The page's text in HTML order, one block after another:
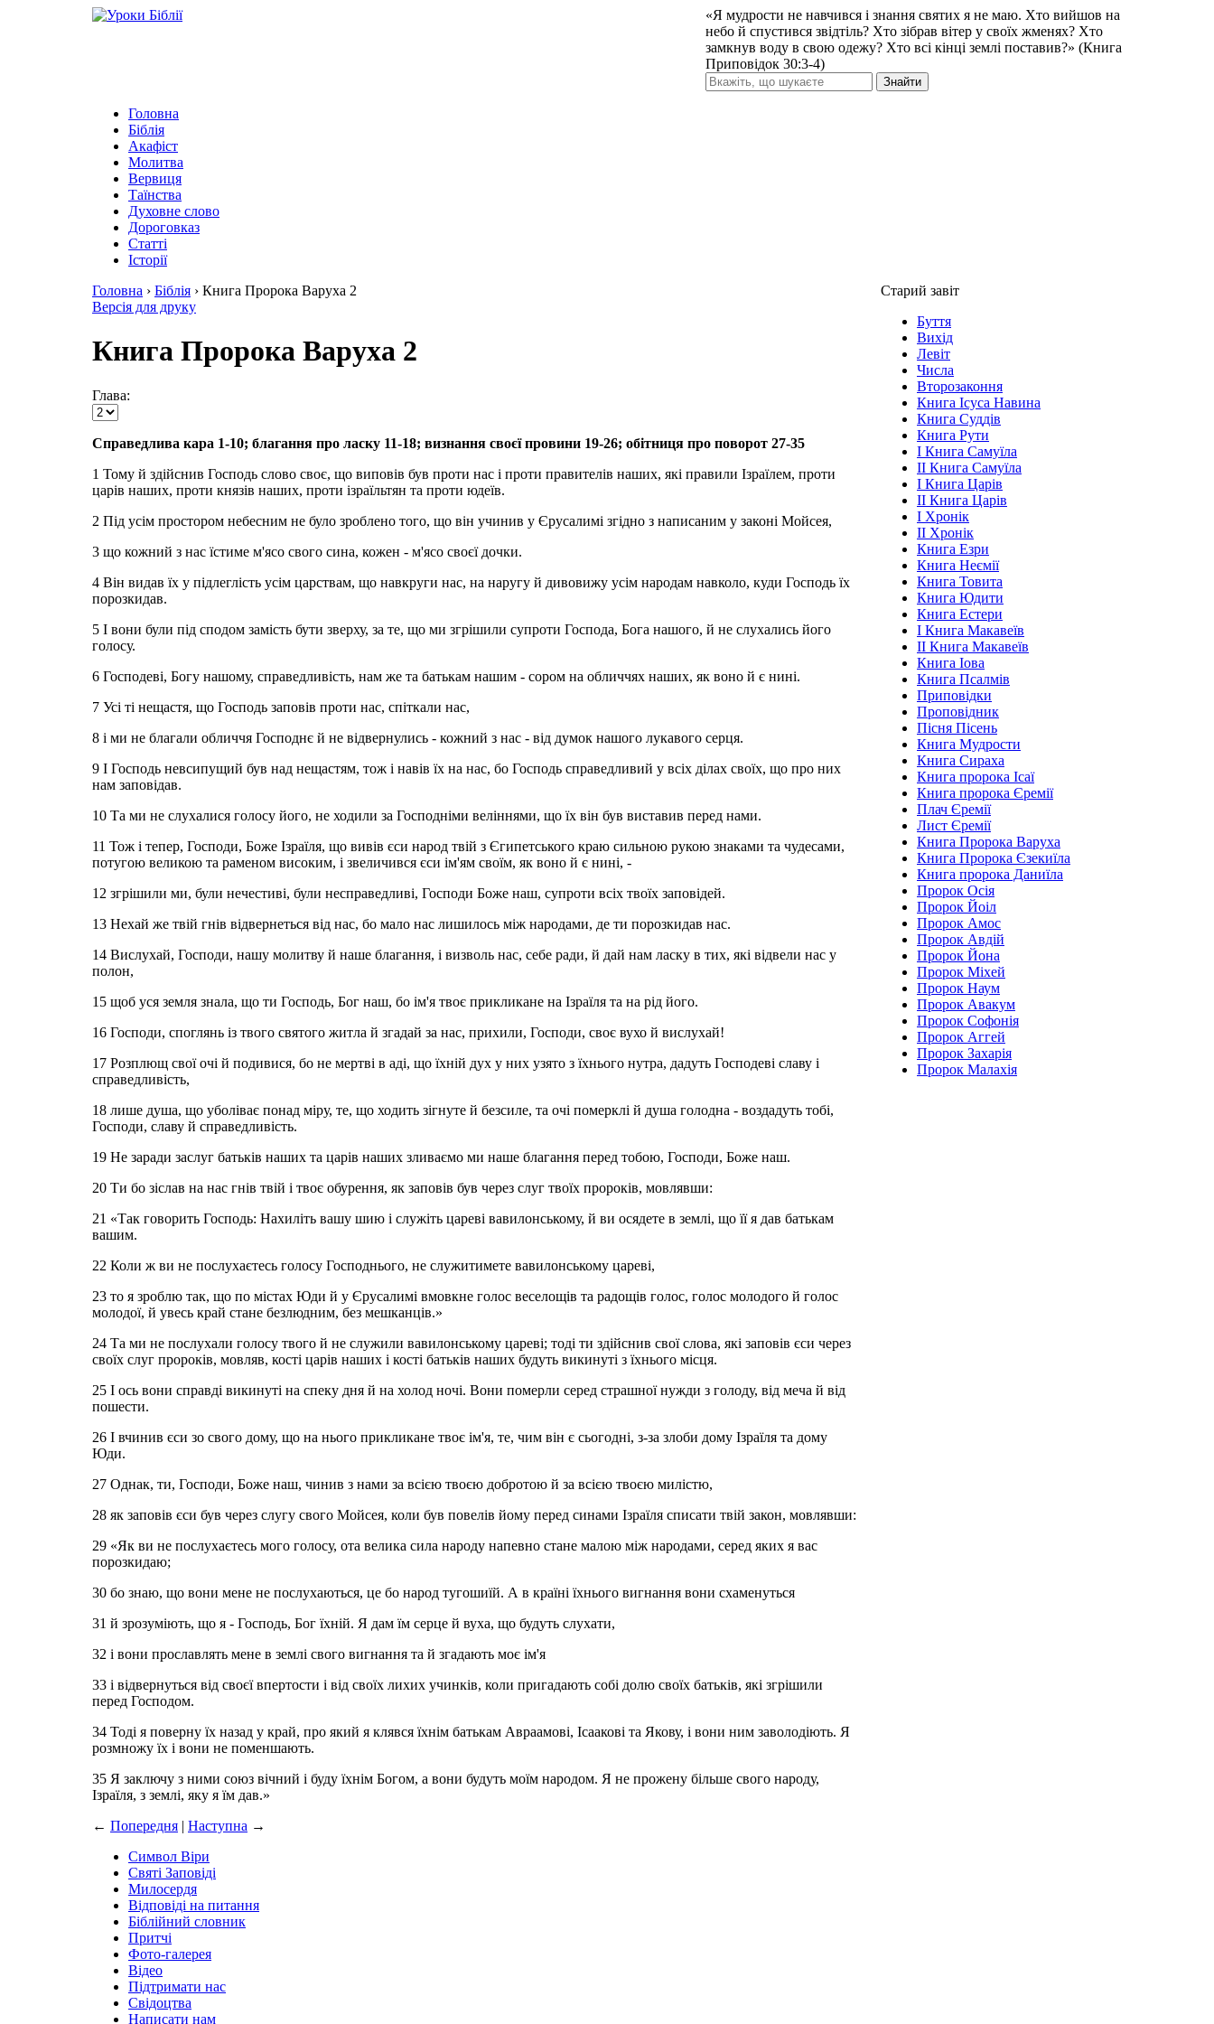
«Я мудрости не навчився і знання святих я не маю. Хто вийшов на
небо й спустився звідтіль? Хто зібрав вітер у своїх жменях? Хто
замкнув воду в свою одежу? Хто всі кінці землі поставив?» (Книга
Приповідок 30:3-4)
Знайти
Головна
Біблія
Акафіст
Молитва
Вервиця
Таїнства
Духовне слово
Дороговказ
Cтатті
Історії
Головна › Біблія › Книга Пророка Варуха 2
Версія для друку
Книга Пророка Варуха 2
Глава:
Справедлива кара 1-10; благання про ласку 11-18; визнання своєї провини 19-26; обітниця про поворот 27-35
1 Тому й здійснив Господь слово своє, що виповів був проти нас і проти правителів наших, які правили Ізраїлем, проти
царів наших, проти князів наших, проти ізраїльтян та проти юдеїв.
2 Під усім простором небесним не було зроблено того, що він учинив у Єрусалимі згідно з написаним у законі Мойсея,
3 що кожний з нас їстиме м'ясо свого сина, кожен - м'ясо своєї дочки.
4 Він видав їх у підлеглість усім царствам, що навкруги нас, на наругу й дивовижу усім народам навколо, куди Господь їх
порозкидав.
5 І вони були під сподом замість бути зверху, за те, що ми згрішили супроти Господа, Бога нашого, й не слухались його
голосу.
6 Господеві, Богу нашому, справедливість, нам же та батькам нашим - сором на обличчях наших, як воно й є нині.
7 Усі ті нещастя, що Господь заповів проти нас, спіткали нас,
8 і ми не благали обличчя Господнє й не відвернулись - кожний з нас - від думок нашого лукавого серця.
9 І Господь невсипущий був над нещастям, тож і навів їх на нас, бо Господь справедливий у всіх ділах своїх, що про них
нам заповідав.
10 Та ми не слухалися голосу його, не ходили за Господніми веліннями, що їх він був виставив перед нами.
11 Тож і тепер, Господи, Боже Ізраїля, що вивів єси народ твій з Єгипетського краю сильною рукою знаками та чудесами,
потугою великою та раменом високим, і звеличився єси ім'ям своїм, як воно й є нині, -
12 згрішили ми, були нечестиві, були несправедливі, Господи Боже наш, супроти всіх твоїх заповідей.
13 Нехай же твій гнів відвернеться від нас, бо мало нас лишилось між народами, де ти порозкидав нас.
14 Вислухай, Господи, нашу молитву й наше благання, і визволь нас, себе ради, й дай нам ласку в тих, які відвели нас у
полон,
15 щоб уся земля знала, що ти Господь, Бог наш, бо ім'я твоє прикликане на Ізраїля та на рід його.
16 Господи, споглянь із твого святого житла й згадай за нас, прихили, Господи, своє вухо й вислухай!
17 Розплющ свої очі й подивися, бо не мертві в аді, що їхній дух у них узято з їхнього нутра, дадуть Господеві славу і
справедливість,
18 лише душа, що уболіває понад міру, те, що ходить зігнуте й безсиле, та очі померклі й душа голодна - воздадуть тобі,
Господи, славу й справедливість.
19 Не заради заслуг батьків наших та царів наших зливаємо ми наше благання перед тобою, Господи, Боже наш.
20 Ти бо зіслав на нас гнів твій і твоє обурення, як заповів був через слуг твоїх пророків, мовлявши:
21 «Так говорить Господь: Нахиліть вашу шию і служіть цареві вавилонському, й ви осядете в землі, що її я дав батькам
вашим.
22 Коли ж ви не послухаєтесь голосу Господнього, не служитимете вавилонському цареві,
23 то я зроблю так, що по містах Юди й у Єрусалимі вмовкне голос веселощів та радощів голос, голос молодого й голос
молодої, й увесь край стане безлюдним, без мешканців.»
24 Та ми не послухали голосу твого й не служили вавилонському цареві; тоді ти здійснив свої слова, які заповів єси через
своїх слуг пророків, мовляв, кості царів наших і кості батьків наших будуть викинуті з їхнього місця.
25 І ось вони справді викинуті на спеку дня й на холод ночі. Вони померли серед страшної нужди з голоду, від меча й від
пошести.
26 І вчинив єси зо свого дому, що на нього прикликане твоє ім'я, те, чим він є сьогодні, з-за злоби дому Ізраїля та дому
Юди.
27 Однак, ти, Господи, Боже наш, чинив з нами за всією твоєю добротою й за всією твоєю милістю,
28 як заповів єси був через слугу свого Мойсея, коли був повелів йому перед синами Ізраїля списати твій закон, мовлявши:
29 «Як ви не послухаєтесь мого голосу, ота велика сила народу напевно стане малою між народами, серед яких я вас
порозкидаю;
30 бо знаю, що вони мене не послухаються, це бо народ тугошиїй. А в країні їхнього вигнання вони схаменуться
31 й зрозуміють, що я - Господь, Бог їхній. Я дам їм серце й вуха, що будуть слухати,
32 і вони прославлять мене в землі свого вигнання та й згадають моє ім'я
33 і відвернуться від своєї впертости і від своїх лихих учинків, коли пригадають собі долю своїх батьків, які згрішили
перед Господом.
34 Тоді я поверну їх назад у край, про який я клявся їхнім батькам Авраамові, Ісаакові та Якову, і вони ним заволодіють. Я
розмножу їх і вони не поменшають.
35 Я заключу з ними союз вічний і буду їхнім Богом, а вони будуть моїм народом. Я не прожену більше свого народу,
Ізраїля, з землі, яку я їм дав.»
← Попередня | Наступна →
Старий завіт
Буття
Вихід
Левіт
Числа
Второзаконня
Книга Ісуса Навина
Книга Суддів
Книга Рути
І Книга Самуїла
ІІ Книга Самуїла
І Книга Царів
ІІ Книга Царів
І Хронік
ІІ Хронік
Книга Езри
Книга Неємії
Книга Товита
Книга Юдити
Книга Естери
І Книга Макавеїв
ІІ Книга Макавеїв
Книга Іова
Книга Псалмів
Приповідки
Проповідник
Пісня Пісень
Книга Мудрости
Книга Сираха
Книга пророка Ісаї
Книга пророка Єремії
Плач Єремії
Лист Єремії
Книга Пророка Варуха
Книга Пророка Єзекиїла
Книга пророка Даниїла
Пророк Осія
Пророк Йоіл
Пророк Амос
Пророк Авдій
Пророк Йона
Пророк Міхей
Пророк Наум
Пророк Авакум
Пророк Софонія
Пророк Аггей
Пророк Захарія
Пророк Малахія
Символ Віри
Святі Заповіді
Милосердя
Відповіді на питання
Біблійний словник
Притчі
Фото-галерея
Відео
Підтримати нас
Свідоцтва
Написати нам